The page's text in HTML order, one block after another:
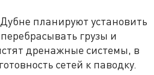
планируют установить
грузы и
дренажные системы, в
сетей к паводку.